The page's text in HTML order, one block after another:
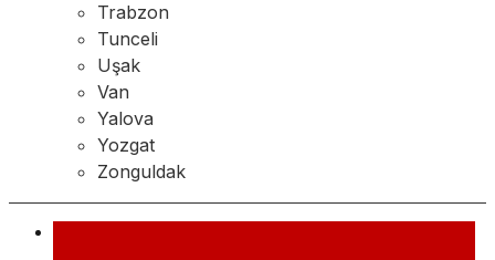
Trabzon
Tunceli
Uşak
Van
Yalova
Yozgat
Zonguldak